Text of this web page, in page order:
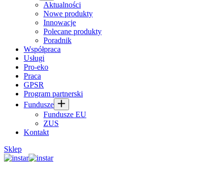
Aktualności
Nowe produkty
Innowacje
Polecane produkty
Poradnik
Współpraca
Usługi
Pro-eko
Praca
GPSR
Program partnerski
Fundusze
Fundusze EU
ZUS
Kontakt
Sklep